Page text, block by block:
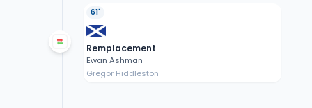
61'
Remplacement
Ewan Ashman
Gregor Hiddleston